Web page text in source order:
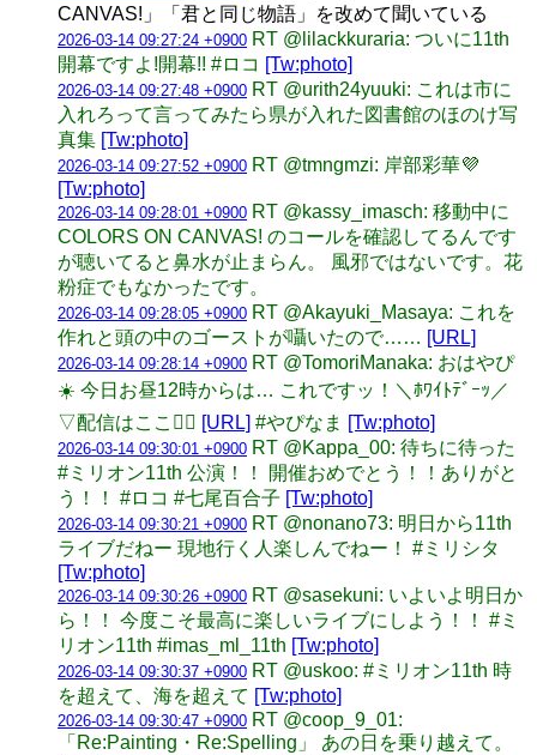
CANVAS!」「君と同じ物語」を改めて聞いている
2026-03-14 09:27:24 +0900 RT @lilackkuraria: ついに11th
開幕ですよ!開幕!! #ロコ [Tw:photo]
2026-03-14 09:27:48 +0900 RT @urith24yuuki: これは市に
入れろって言ってみたら県が入れた図書館のほのけ写
真集 [Tw:photo]
2026-03-14 09:27:52 +0900 RT @tmngmzi: 岸部彩華💜
[Tw:photo]
2026-03-14 09:28:01 +0900 RT @kassy_imasch: 移動中に
COLORS ON CANVAS! のコールを確認してるんです
が聴いてると鼻水が止まらん。 風邪ではないです。花
粉症でもなかったです。
2026-03-14 09:28:05 +0900 RT @Akayuki_Masaya: これを
作れと頭の中のゴーストが囁いたので…… [URL]
2026-03-14 09:28:14 +0900 RT @TomoriManaka: おはやぴ
☀️ 今日お昼12時からは… これですッ！＼ﾎﾜｲﾄﾃﾞｰｯ／
▽配信はここ❤️‍🔥 [URL] #やぴなま [Tw:photo]
2026-03-14 09:30:01 +0900 RT @Kappa_00: 待ちに待った
#ミリオン11th 公演！！ 開催おめでとう！！ありがと
う！！ #ロコ #七尾百合子 [Tw:photo]
2026-03-14 09:30:21 +0900 RT @nonano73: 明日から11th
ライブだねー 現地行く人楽しんでねー！ #ミリシタ
[Tw:photo]
2026-03-14 09:30:26 +0900 RT @sasekuni: いよいよ明日か
ら！！ 今度こそ最高に楽しいライブにしよう！！ #ミ
リオン11th #imas_ml_11th [Tw:photo]
2026-03-14 09:30:37 +0900 RT @uskoo: #ミリオン11th 時
を超えて、海を超えて [Tw:photo]
2026-03-14 09:30:47 +0900 RT @coop_9_01:
「Re:Painting・Re:Spelling」 あの日を乗り越えて。